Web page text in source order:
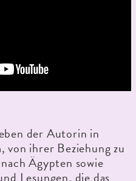
der Autorin in
von ihrer Beziehung zu
Ägypten sowie
Lesungen, die das